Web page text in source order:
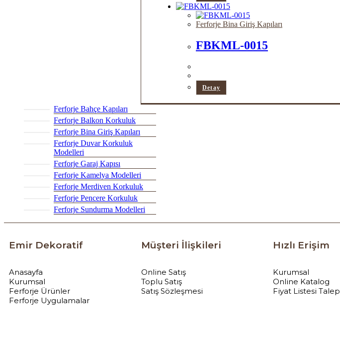
Ferforje Bina Giriş Kapıları
FBKML-0015
Detay
Ferforje Bahçe Kapıları
Ferforje Balkon Korkuluk
Ferforje Bina Giriş Kapıları
Ferforje Duvar Korkuluk
Modelleri
Ferforje Garaj Kapısı
Ferforje Kamelya Modelleri
Ferforje Merdiven Korkuluk
Ferforje Pencere Korkuluk
Ferforje Sundurma Modelleri
Emir Dekoratif
Anasayfa
Kurumsal
Ferforje Ürünler
Ferforje Uygulamalar
Müşteri İlişkileri
Online Satış
Toplu Satış
Satış Sözleşmesi
Hızlı Erişim
Kurumsal
Online Katalog
Fiyat Listesi Talep